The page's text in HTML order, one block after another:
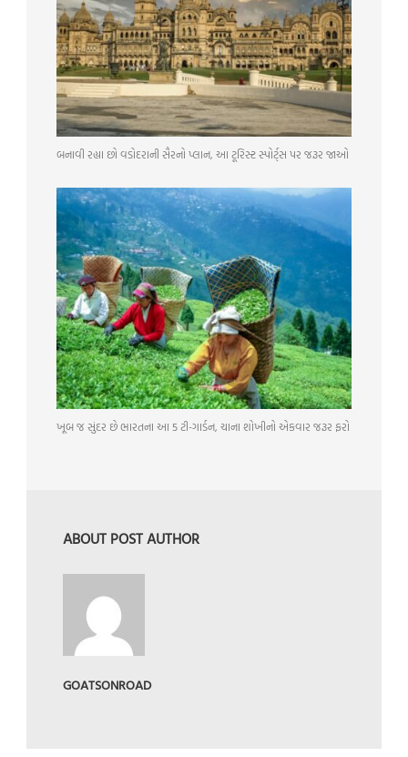
બનાવી રહ્યા છો વડોદરાની સૈરનો પ્લાન, આ ટૂરિસ્ટ સ્પોર્ટ્સ પર જરૂર જાઓ
ખૂબ જ સુંદર છે ભારતના આ 5 ટી-ગાર્ડન, ચાના શોખીનો એકવાર જરૂર ફરો
ABOUT POST AUTHOR
GOATSONROAD